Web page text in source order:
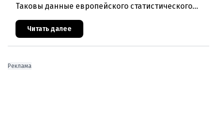
Таковы данные европейского статистического
агентства Eurostat за 2025 год. И хотя ситуация в
стране выглядит лучше ср
Читать далее
Реклама